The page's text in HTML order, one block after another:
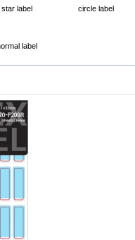
star label circle label
label